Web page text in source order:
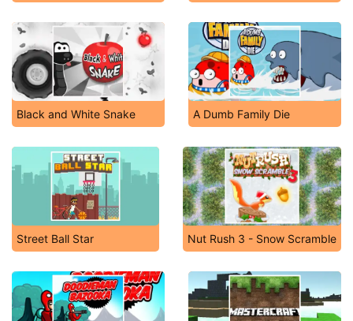
Black and White Snake A Dumb Family Die
Street Ball Star Nut Rush 3 - Snow Scramble